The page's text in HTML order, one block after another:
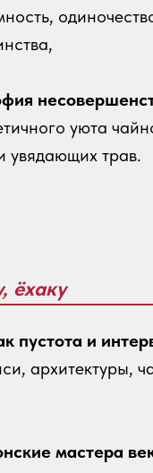
уюта
увядающих трав.
пустота и
архитектуры,
мастера
ёхаку